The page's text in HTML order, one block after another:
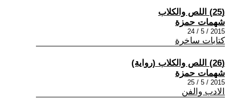
(25) اللص والكلاب
شهمات حمزة
2015 / 5 / 24
كتابات ساخرة
(26) اللص والكلاب (رواية)
شهمات حمزة
2015 / 5 / 25
الادب والفن